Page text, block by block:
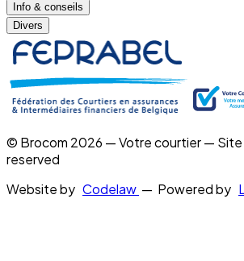
Info & conseils
Divers
© Brocom 2026 — Votre courtier — Site
reserved
Website by Codelaw — Powered by